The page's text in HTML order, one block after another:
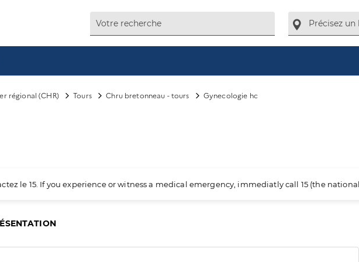
régional (CHR) Tours Chru bretonneau - tours Gynecologie hc
le 15. If you experience or witness a medical emergency, immediatly call 15 (the